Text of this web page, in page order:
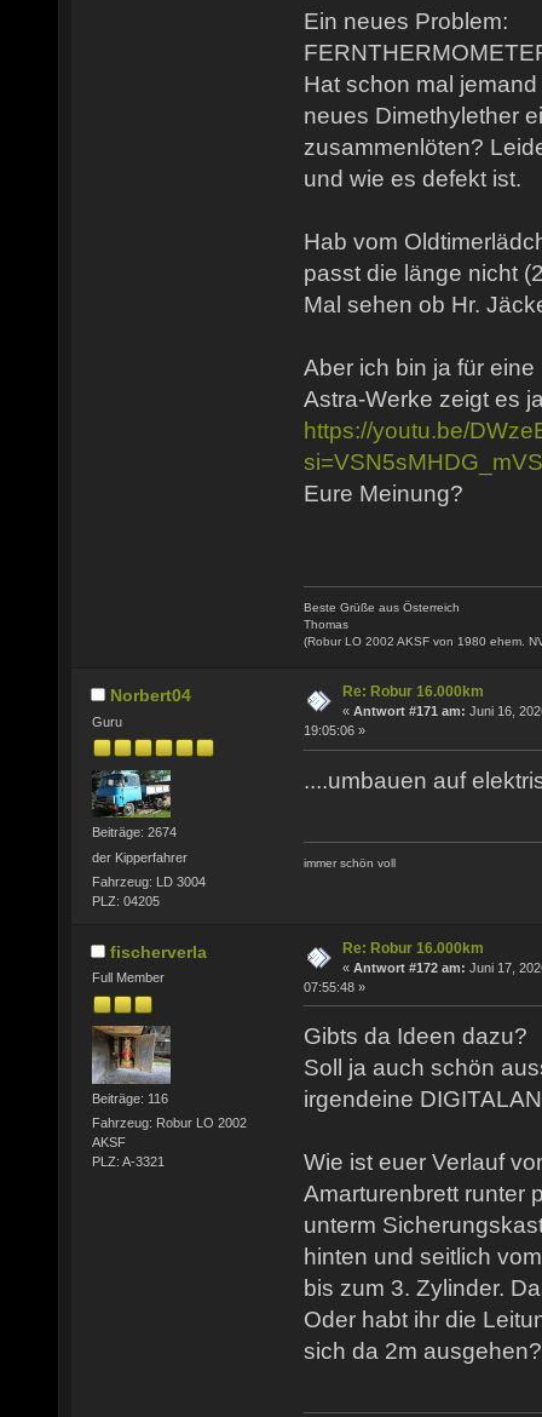
Ein neues Problem:
Hat schon mal
neues Dimethylether
zusammenlöten?
und wie es defekt ist.
Hab vom
passt die länge nicht
Mal sehen ob Hr.
Aber ich bin ja für
Astra-Werke zeigt es
https://youtu.be/
Eure Meinung?
Beste Grüße aus Österreich
Thomas
(Robur LO 2002 AKSF von 1980 ehem.
Norbert04
Guru
Beiträge: 2674
der Kipperfahrer
Fahrzeug: LD 3004
PLZ: 04205
Re: Robur 16.000km
« Antwort #171 am: Juni 16,
19:05:06 »
....umbauen auf
immer schön voll
fischerverla
Full Member
Beiträge: 116
Fahrzeug: Robur LO 2002
AKSF
PLZ: A-3321
Re: Robur 16.000km
« Antwort #172 am: Juni 17,
07:55:48 »
Gibts da Ideen dazu?
Soll ja auch schön
irgendeine
Wie ist euer Verlauf
Amarturenbrett runter
unterm
hinten und seitlich
bis zum 3. Zylinder.
Oder habt ihr die
sich da 2m ausgehen?